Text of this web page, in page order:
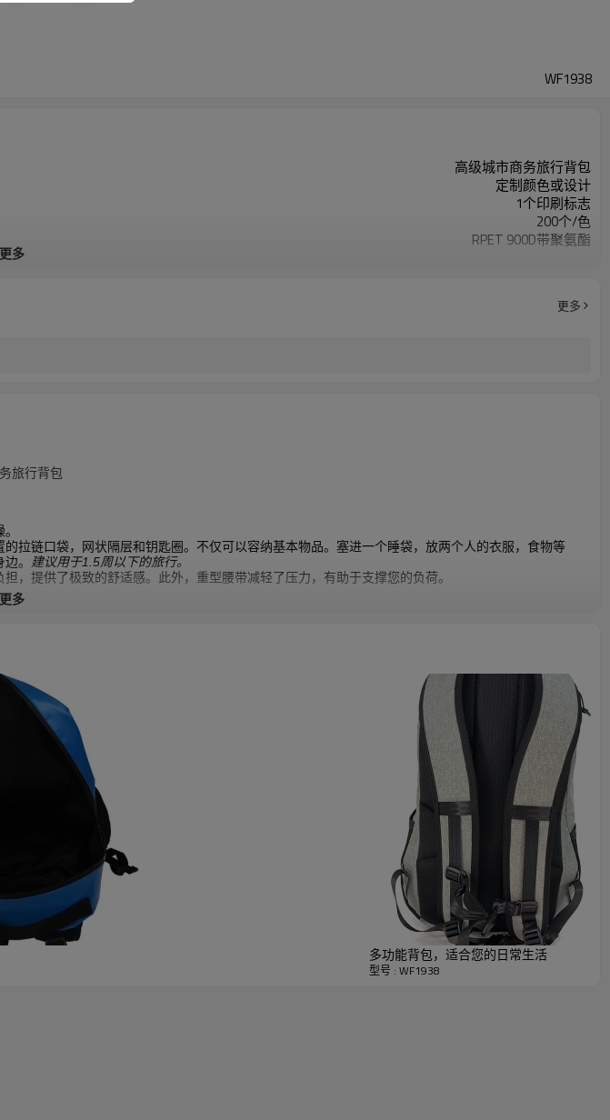
WF1938
高级城市商务旅行背包
定制颜色或设计
1个印刷标志
200个/色
RPET 900D带聚氨酯
多
更多
旅行背包
拉链口袋，网状隔层和钥匙圈。不仅可以容纳基本物品。塞进一个睡袋，放两个人的衣服，食物等
。
建议用于1.5周以下的旅行。
，提供了极致的舒适感。此外，重型腰带减轻了压力，有助于支撑您的负荷。
多
多功能背包，适合您的日常生活
型号 : WF1938